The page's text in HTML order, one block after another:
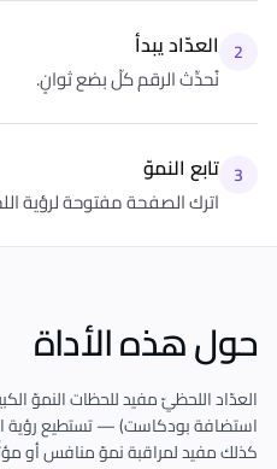
2 العدّاد يبدأ
نُحدِّث الرقم كلّ بضع ثوانٍ.
3 تابع النموّ
اترك الصفحة مفتوحة لرؤية
حول هذه الأداة
العدّاد اللحظيّ مفيد للحظات النموّ
استضافة بودكاست) — تستطيع رؤية
كذلك مفيد لمراقبة نموّ منافس أو